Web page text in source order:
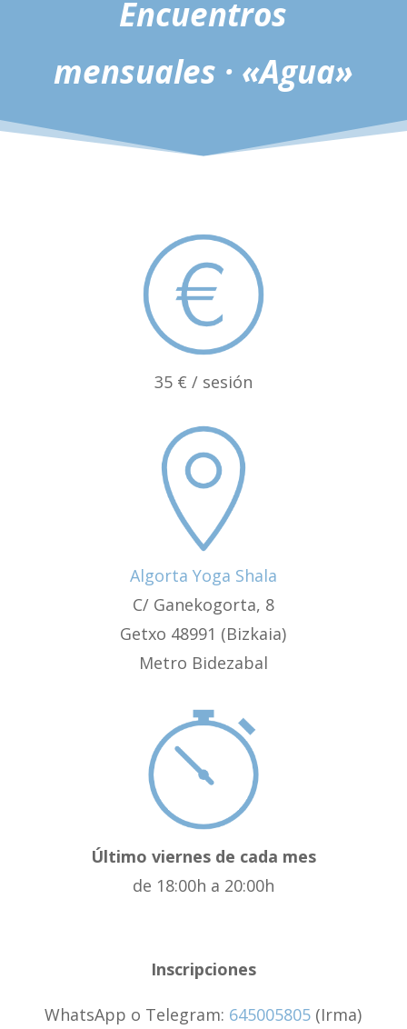
Encuentros
mensuales · «Agua»
35 € / sesión
Algorta Yoga Shala
C/ Ganekogorta, 8
Getxo 48991 (Bizkaia)
Metro Bidezabal
Último viernes de cada mes
de 18:00h a 20:00h
Inscripciones
WhatsApp o Telegram: 645005805 (Irma)